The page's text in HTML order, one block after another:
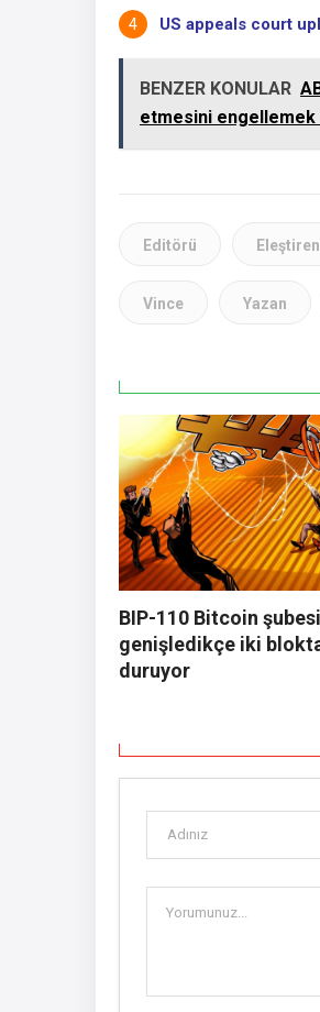
US appeals court
BENZER KONULAR
etmesini
Editörü Eleştiren
Vince Yazan
BIP-110 Bitcoin
genişledikçe iki
duruyor